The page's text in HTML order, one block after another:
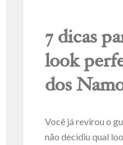
7 dicas
look
dos
Você já revirou o
não decidiu qual